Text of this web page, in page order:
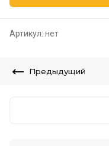
Артикул: нет
Предыдущий